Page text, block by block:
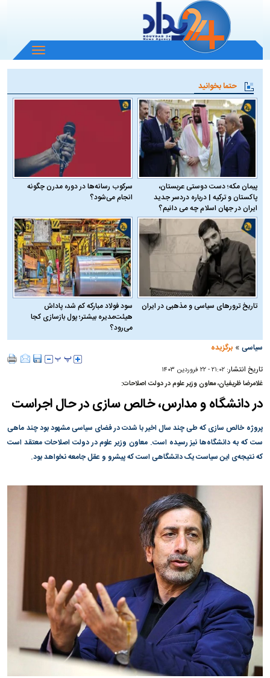
باز
و
منو
حتما بخوانید
پیمان مکه؛ دست دوستی عربستان،
پاکستان و ترکیه | درباره دردسر جدید
ایران در جهان اسلام چه می دانیم؟
سرکوب رسانه‌ها در دوره مدرن چگونه
انجام می‌شود؟
تاریخ ترورهای سیاسی و مذهبی در ایران
سود فولاد مبارکه کم شد، پاداش
هیئت‌مدیره بیشتر؛ پول بازسازی کجا
می‌رود؟
سیاسی »برگزیده
تاریخ انتشار:۲۱:۰۲ - ۲۲ فروردين ۱۴۰۳
غلامرضا ظریفیان، معاون وزیر علوم در دولت اصلاحات:
در دانشگاه و مدارس، خالص سازی در حال اجراست
پروژه خالص سازی که طی چند سال اخیر با شدت در فضای سیاسی مشهود بود چند ماهی
ست که به دانشگاه‌ها نیز رسیده است. معاون وزیر علوم در دولت اصلاحات معتقد است
که نتیجه‌ی این سیاست یک دانشگاهی است که پیشرو و عقل جامعه نخواهد بود.